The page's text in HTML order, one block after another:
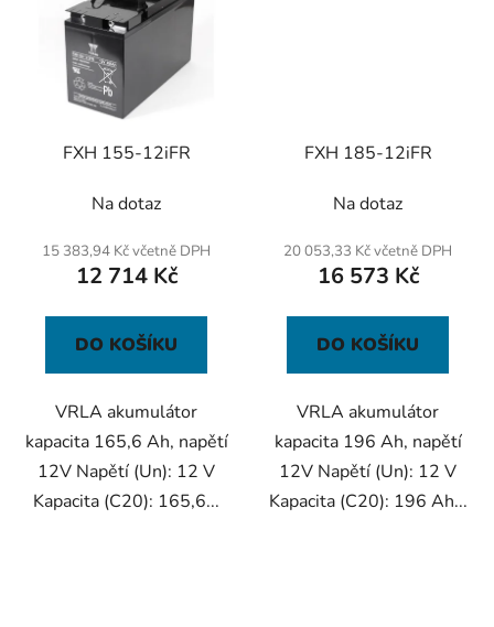
FXH 155-12iFR
Na dotaz
15 383,94 Kč včetně DPH
12 714 Kč
DO KOŠÍKU
VRLA akumulátor
kapacita 165,6 Ah, napětí
12V Napětí (Un): 12 V
Kapacita (C20): 165,6...
FXH 185-12iFR
Na dotaz
20 053,33 Kč včetně DPH
16 573 Kč
DO KOŠÍKU
VRLA akumulátor
kapacita 196 Ah, napětí
12V Napětí (Un): 12 V
Kapacita (C20): 196 Ah...